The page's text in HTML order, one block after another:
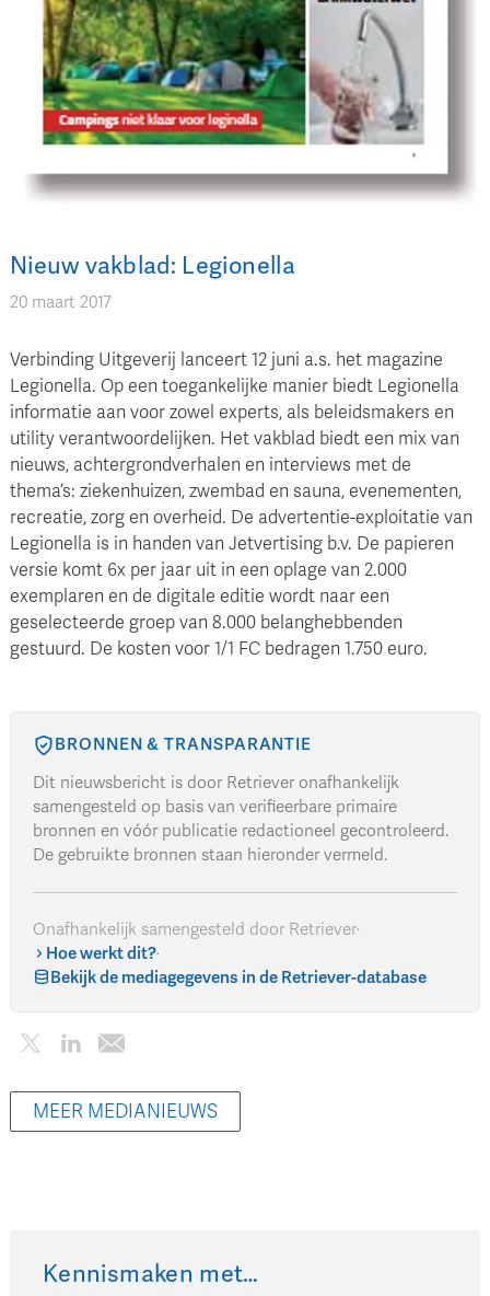
Nieuw vakblad: Legionella
20 maart 2017
Verbinding Uitgeverij lanceert 12 juni a.s. het magazine
Legionella. Op een toegankelijke manier biedt Legionella
informatie aan voor zowel experts, als beleidsmakers en
utility verantwoordelijken. Het vakblad biedt een mix van
nieuws, achtergrondverhalen en interviews met de
thema’s: ziekenhuizen, zwembad en sauna, evenementen,
recreatie, zorg en overheid. De advertentie-exploitatie van
Legionella is in handen van Jetvertising b.v. De papieren
versie komt 6x per jaar uit in een oplage van 2.000
exemplaren en de digitale editie wordt naar een
geselecteerde groep van 8.000 belanghebbenden
gestuurd. De kosten voor 1/1 FC bedragen 1.750 euro.
BRONNEN & TRANSPARANTIE
Dit nieuwsbericht is door Retriever onafhankelijk
samengesteld op basis van verifieerbare primaire
bronnen en vóór publicatie redactioneel gecontroleerd.
De gebruikte bronnen staan hieronder vermeld.
Onafhankelijk samengesteld door Retriever·
Hoe werkt dit?·
Bekijk de mediagegevens in de Retriever-database
MEER MEDIANIEUWS
Kennismaken met…